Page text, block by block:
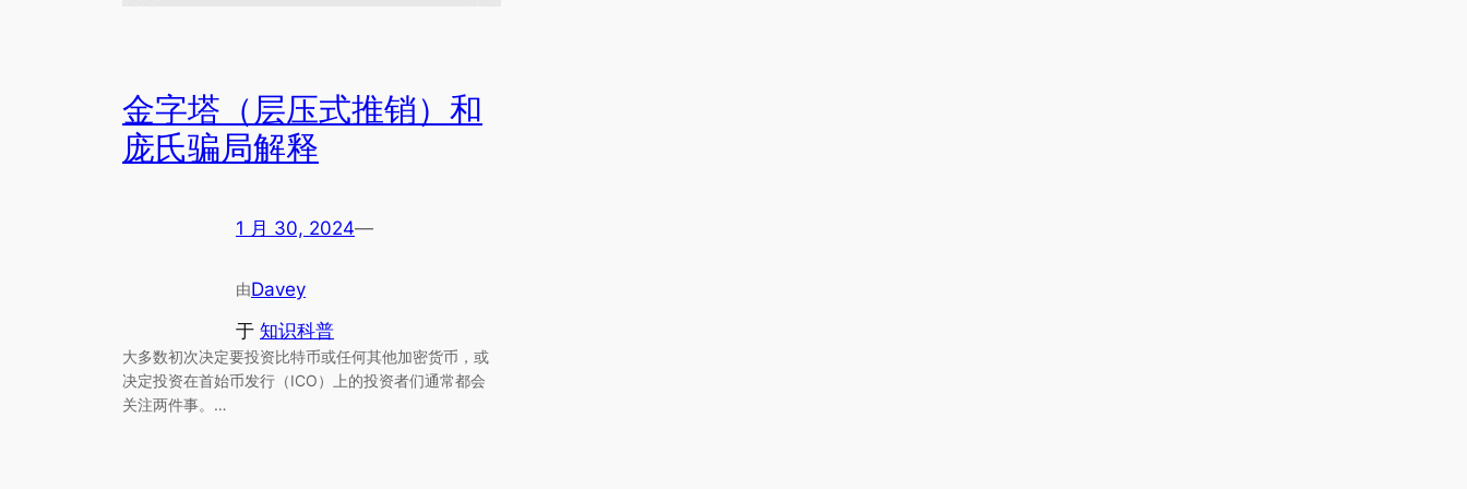
金字塔（层压式推销）和
庞氏骗局解释
1 月 30, 2024—
由Davey
于 知识科普
大多数初次决定要投资比特币或任何其他加密货币，或
决定投资在首始币发行（ICO）上的投资者们通常都会
关注两件事。…